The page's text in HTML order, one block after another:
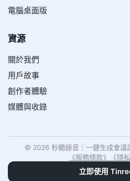
電腦桌面版
資源
關於我們
用戶故事
創作者體驗
媒體與收錄
© 2026 秒聽錄音｜一鍵生成會議
《服務條款》 《隱
立即使用